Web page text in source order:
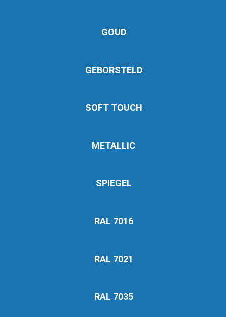
GOUD
GEBORSTELD
SOFT TOUCH
METALLIC
SPIEGEL
RAL 7016
RAL 7021
RAL 7035